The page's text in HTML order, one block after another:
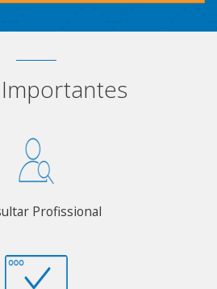
Importantes
Profissional